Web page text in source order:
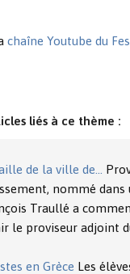
chaîne Youtube du
liés à ce thème :
de la ville de…
nommé
Traullé a
le proviseur adjoint
en Grèce Les